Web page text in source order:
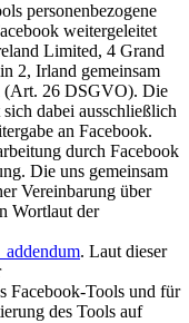
personenbezogene
weitergeleitet
Limited, 4 Grand
2, Irland gemeinsam
(Art. 26 DSGVO). Die
dabei ausschließlich
an Facebook.
durch Facebook
Die uns gemeinsam
Vereinbarung über
Wortlaut der
. Laut dieser
Facebook-Tools und für
des Tools auf